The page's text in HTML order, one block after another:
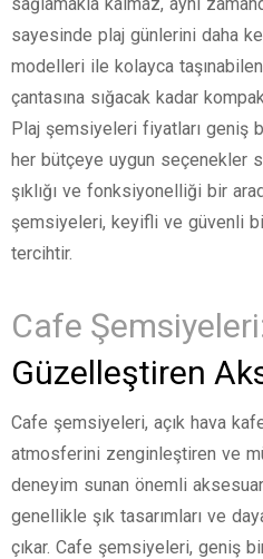
sayesinde plaj günlerini daha
modelleri ile kolayca
çantasına sığacak kadar
Plaj şemsiyeleri fiyatları geniş
her bütçeye uygun seçenekler
şıklığı ve fonksiyonelliği bir
şemsiyeleri, keyifli ve güvenli
tercihtir.
Cafe
Güzelleştiren
Cafe şemsiyeleri, açık hava
atmosferini zenginleştiren ve
deneyim sunan önemli
genellikle şık tasarımları ve
çıkar. Cafe şemsiyeleri, geniş